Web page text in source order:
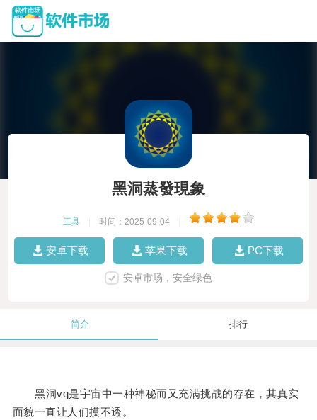
黑洞蒸發現象
工具 时间：2025-09-04
安卓下载 苹果下载 PC下载
安卓市场，安全绿色
简介 排行
黑洞vq是宇宙中一种神秘而又充满挑战的存在，其真实
面貌一直让人们摸不透。